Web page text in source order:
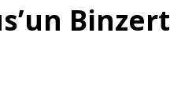
Binzert